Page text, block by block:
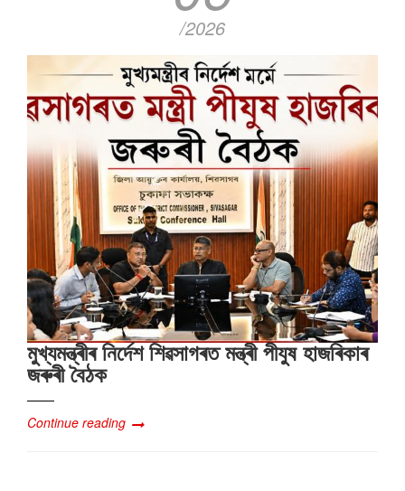
/2026
মুখ্যমন্ত্ৰীৰ নিৰ্দেশ শিৱসাগৰত মন্ত্ৰী পীযুষ হাজৰিকাৰ
জৰুৰী বৈঠক
Continue reading